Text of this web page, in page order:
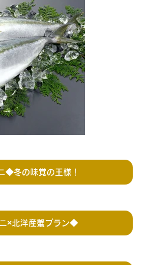
◆冬の味覚の王様！
×北洋産蟹プラン◆